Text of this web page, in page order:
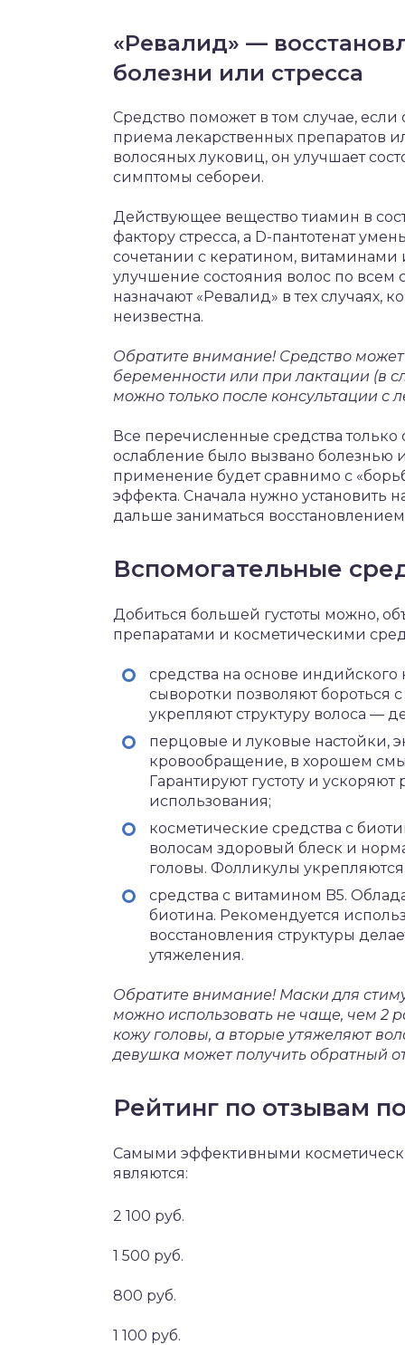
«Ревалид» —
болезни или стресса
Средство поможет в том случае,
приема лекарственных препаратов
волосяных луковиц, он улучшает
симптомы себореи.
Действующее вещество тиамин в
фактору стресса, а D-пантотенат
сочетании с кератином,
улучшение состояния волос по
назначают «Ревалид» в тех
неизвестна.
Обратите внимание! Средство может
беременности или при лактации (в
можно только после консультации с
Все перечисленные средства
ослабление было вызвано болезнью
применение будет сравнимо с
эффекта. Сначала нужно установить
дальше заниматься
Вспомогательные
Добиться большей густоты можно,
препаратами и косметическими
средства на основе
сыворотки позволяют
укрепляют структуру волоса —
перцовые и луковые настойки,
кровообращение, в хорошем
Гарантируют густоту и
использования;
косметические средства с
волосам здоровый блеск и
головы. Фолликулы
средства с витамином B5.
биотина. Рекомендуется
восстановления структуры
утяжеления.
Обратите внимание! Маски для
можно использовать не чаще, чем 2
кожу головы, а вторые утяжеляют
девушка может получить обратный
Рейтинг по отзывам
Самыми эффективными
являются:
2 100 руб.
1 500 руб.
800 руб.
1 100 руб.